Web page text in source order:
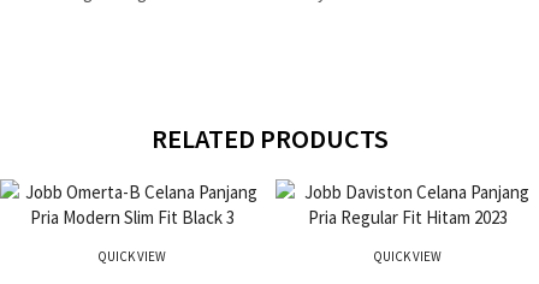
RELATED PRODUCTS
QUICK VIEW QUICK VIEW